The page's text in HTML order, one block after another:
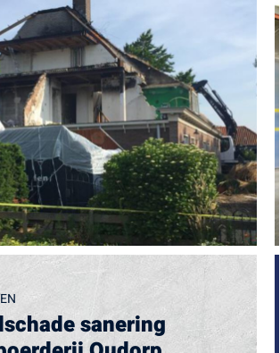
sanering